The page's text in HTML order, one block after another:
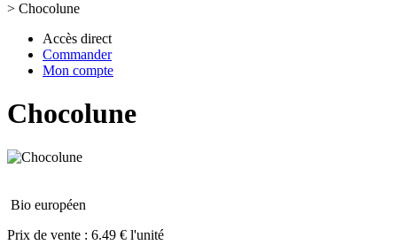
> Chocolune
Accès direct
Commander
Mon compte
Chocolune
Bio européen
Prix de vente : 6.49 € l'unité